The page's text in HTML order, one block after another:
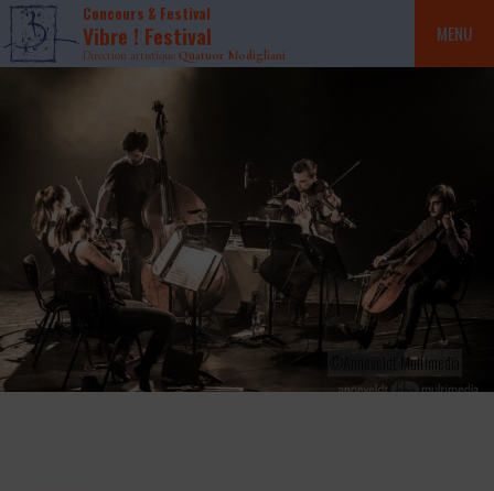
Concours & Festival
Vibre ! Festival
Direction artistique Quatuor Modigliani
MENU
©Anneveldt Multimedia